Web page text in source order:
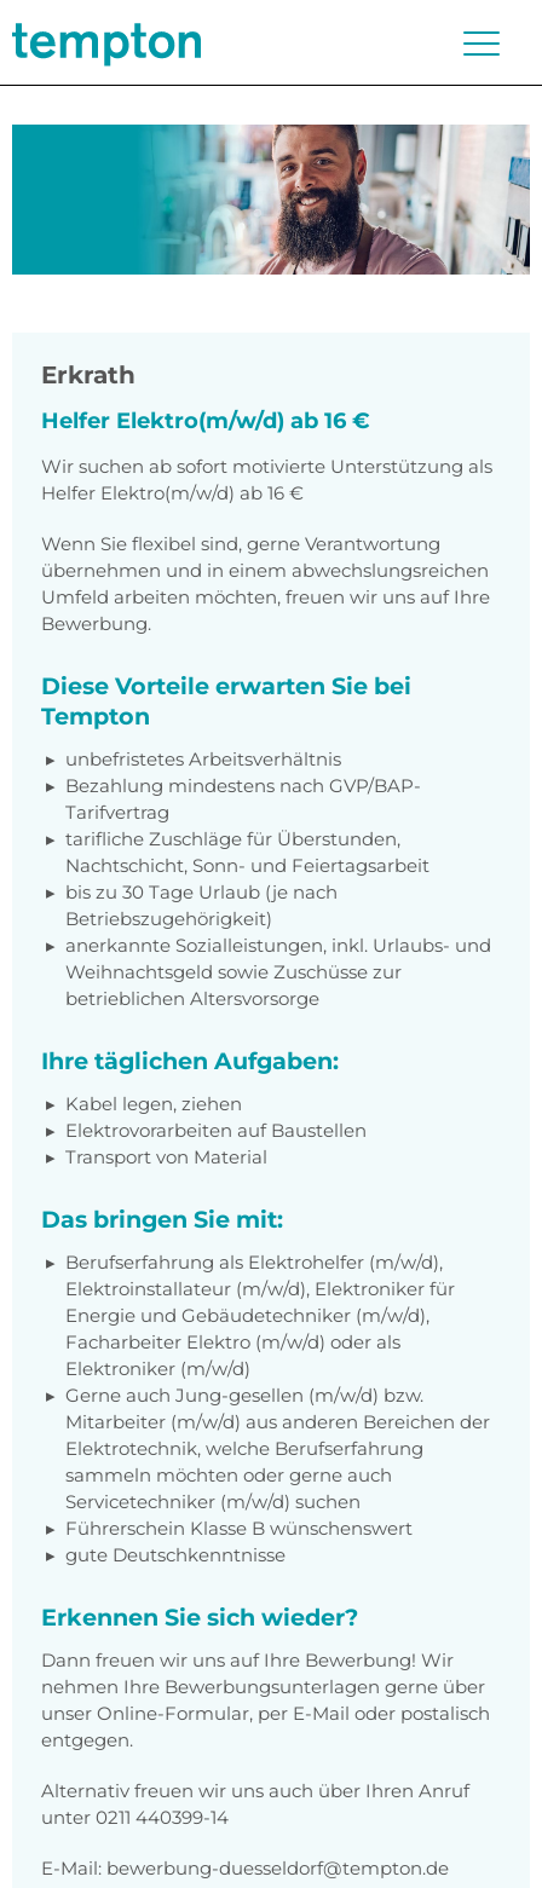
Erkrath
Helfer Elektro(m/w/d) ab 16 €
Wir suchen ab sofort motivierte Unterstützung als
Helfer Elektro(m/w/d) ab 16 €
Wenn Sie flexibel sind, gerne Verantwortung
übernehmen und in einem abwechslungsreichen
Umfeld arbeiten möchten, freuen wir uns auf Ihre
Bewerbung.
Diese Vorteile erwarten Sie bei
Tempton
unbefristetes Arbeitsverhältnis
Bezahlung mindestens nach GVP/BAP-
Tarifvertrag
tarifliche Zuschläge für Überstunden,
Nachtschicht, Sonn- und Feiertagsarbeit
bis zu 30 Tage Urlaub (je nach
Betriebszugehörigkeit)
anerkannte Sozialleistungen, inkl. Urlaubs- und
Weihnachtsgeld sowie Zuschüsse zur
betrieblichen Altersvorsorge
Ihre täglichen Aufgaben:
Kabel legen, ziehen
Elektrovorarbeiten auf Baustellen
Transport von Material
Das bringen Sie mit:
Berufserfahrung als Elektrohelfer (m/w/d),
Elektroinstallateur (m/w/d), Elektroniker für
Energie und Gebäudetechniker (m/w/d),
Facharbeiter Elektro (m/w/d) oder als
Elektroniker (m/w/d)
Gerne auch Jung-gesellen (m/w/d) bzw.
Mitarbeiter (m/w/d) aus anderen Bereichen der
Elektrotechnik, welche Berufserfahrung
sammeln möchten oder gerne auch
Servicetechniker (m/w/d) suchen
Führerschein Klasse B wünschenswert
gute Deutschkenntnisse
Erkennen Sie sich wieder?
Dann freuen wir uns auf Ihre Bewerbung! Wir
nehmen Ihre Bewerbungsunterlagen gerne über
unser Online-Formular, per E-Mail oder postalisch
entgegen.
Alternativ freuen wir uns auch über Ihren Anruf
unter 0211 440399-14
E-Mail: bewerbung-duesseldorf@tempton.de